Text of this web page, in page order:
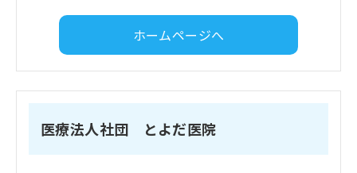
ホームページへ
医療法人社団 とよだ医院